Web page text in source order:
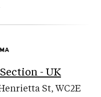
- UK
St, WC2E